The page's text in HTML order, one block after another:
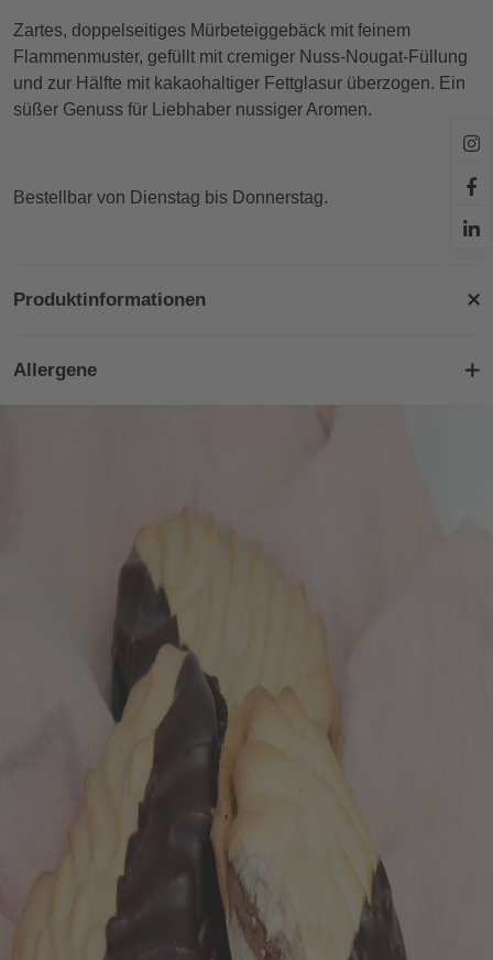
Zartes, doppelseitiges Mürbeteiggebäck mit feinem
Flammenmuster, gefüllt mit cremiger Nuss-Nougat-Füllung
und zur Hälfte mit kakaohaltiger Fettglasur überzogen. Ein
süßer Genuss für Liebhaber nussiger Aromen.
Bestellbar von Dienstag bis Donnerstag.
Produktinformationen
Allergene